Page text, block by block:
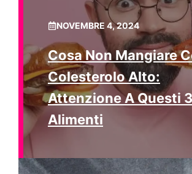
NOVEMBRE 4, 2024
Cosa Non Mangiare
Colesterolo Alto:
Attenzione A Questi 3
Alimenti